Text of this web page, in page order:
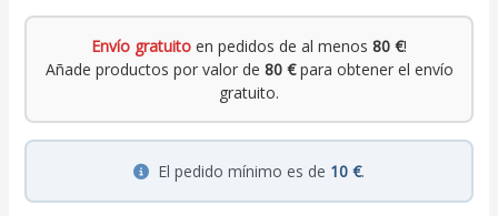
Envío gratuito en pedidos de al menos 80 €!
Añade productos por valor de 80 €para obtener el envío
gratuito.
El pedido mínimo es de 10 €.